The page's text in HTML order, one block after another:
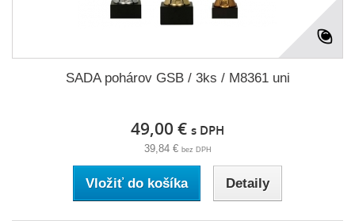
SADA pohárov GSB / 3ks / M8361 uni
49,00 € s DPH
39,84 € bez DPH
Vložiť do košíka Detaily